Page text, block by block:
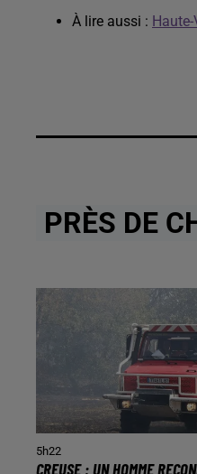
À lire aussi :
PRÈS DE
5h22
CREUSE : UN HOMME